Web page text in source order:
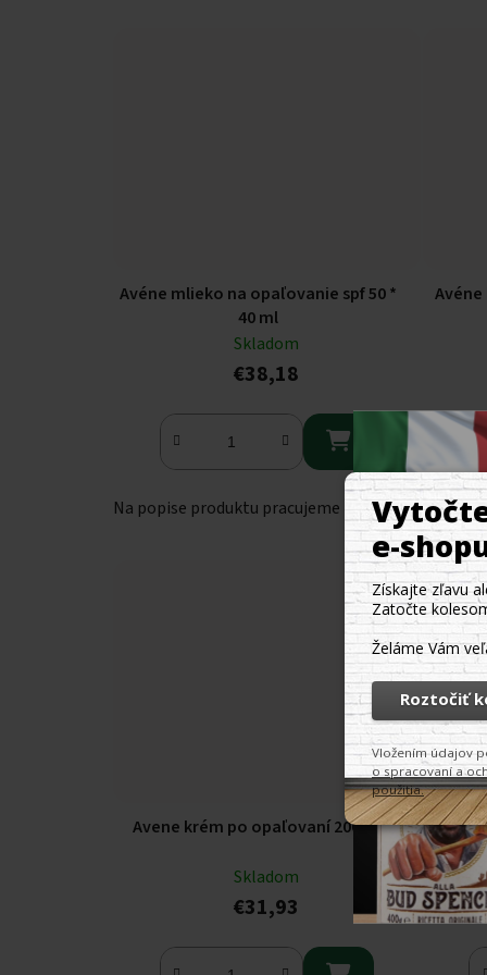
Avéne mlieko na opaľovanie spf 50 *
40 ml
Skladom
€38,18

Na popise produktu pracujeme Na
Avene krém po opaľovaní 200 ml
Skladom
€31,93
Avéne